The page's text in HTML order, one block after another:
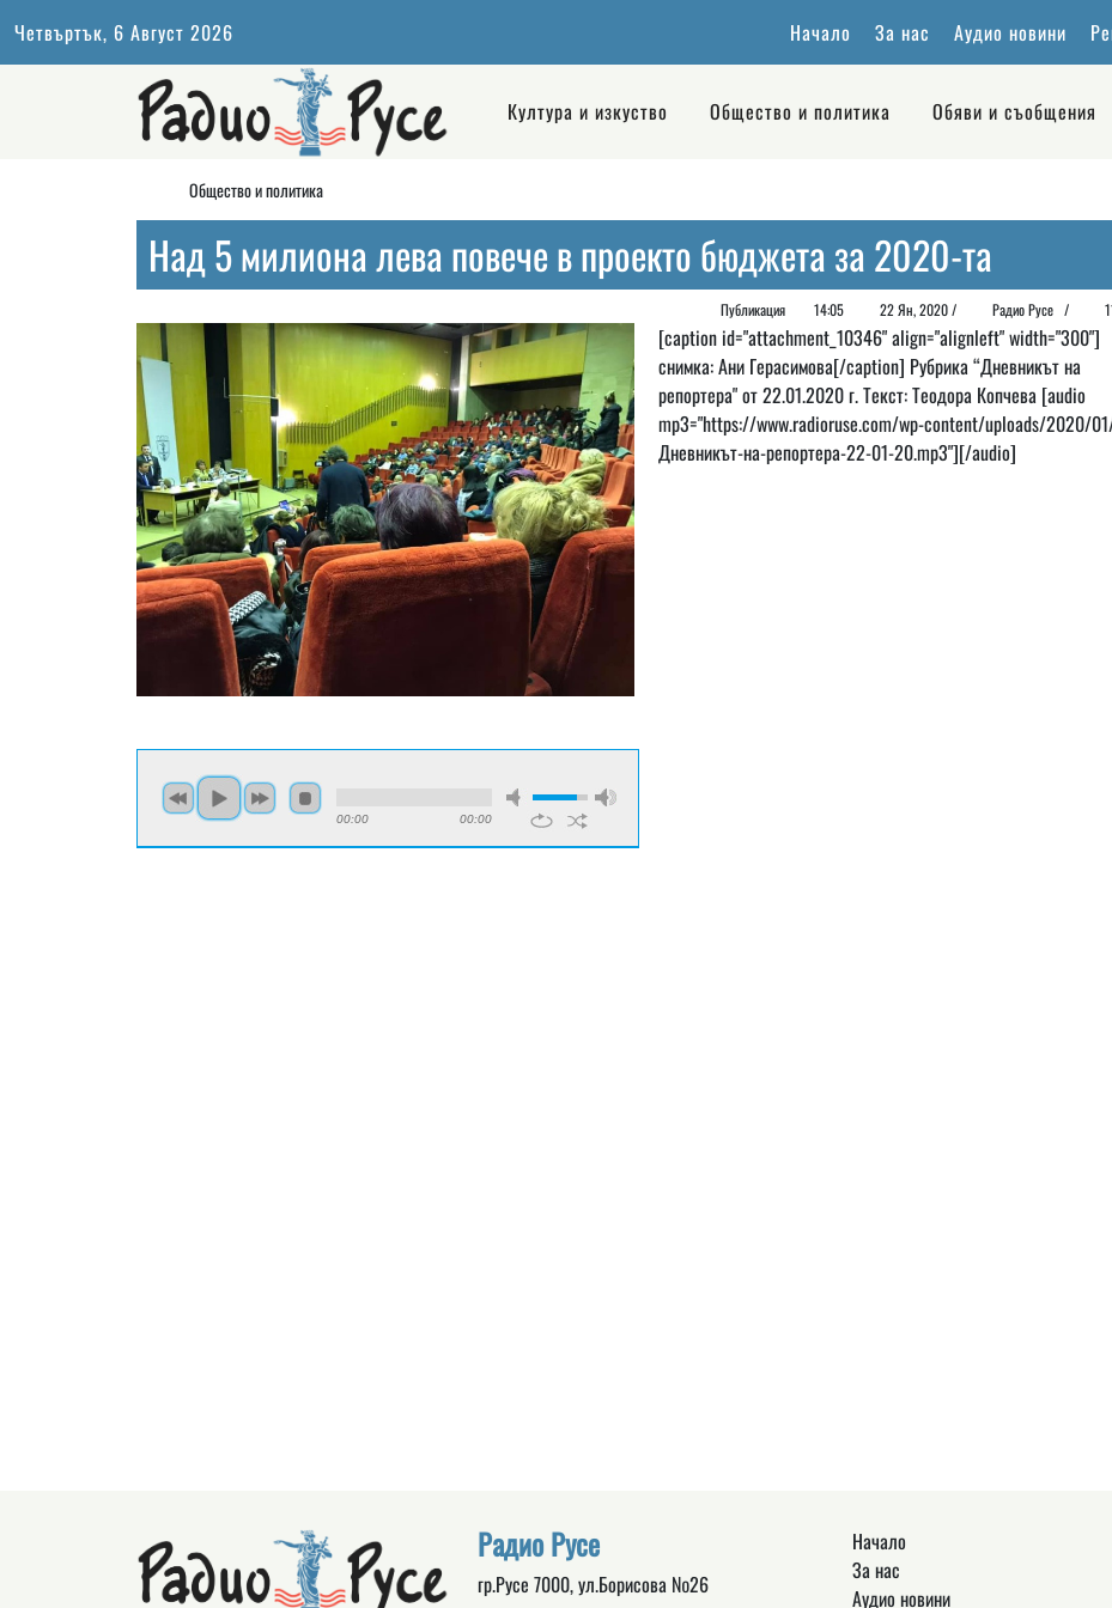
Четвъртък, 6 Август 2026 Начало За нас Аудио новини
Култура и изкуство Общество и политика Обяви и съобщения
Общество и политика
Над 5 милиона лева повече в проекто бюджета за 2020-та
Публикация 14:05 22 Ян, 2020 / Радио Русе /
[caption id="attachment_10346" align="alignleft" width="300"]
снимка: Ани Герасимова[/caption] Рубрика “Дневникът на
репортера" от 22.01.2020 г. Текст: Теодора Копчева [audio
mp3="https://www.radioruse.com/wp-content/uploads/2020/
Дневникът-на-репортера-22-01-20.mp3"][/audio]
00:00 00:00
Радио Русе
гр.Русе 7000, ул.Борисова №26
Начало
За нас
Аудио новини